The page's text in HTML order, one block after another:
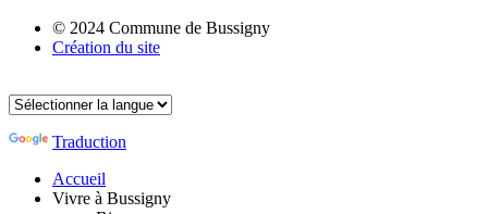
© 2024 Commune de Bussigny
Création du site
Traduction
Accueil
Vivre à Bussigny